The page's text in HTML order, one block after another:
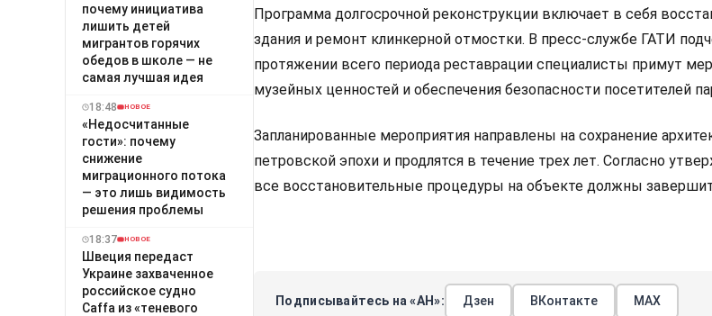
почему инициатива
лишить детей
мигрантов горячих
обедов в школе — не
самая лучшая идея
18:48 НОВОЕ
«Недосчитанные
гости»: почему
снижение
миграционного потока
— это лишь видимость
решения проблемы
18:37 НОВОЕ
Швеция передаст
Украине захваченное
российское судно
Caffa из «теневого
Программа долгосрочной реконструкции включает в себя
здания и ремонт клинкерной отмостки. В пресс-службе ГАТИ
протяжении всего периода реставрации специалисты примут
музейных ценностей и обеспечения безопасности посетителей
Запланированные мероприятия направлены на сохранение
петровской эпохи и продлятся в течение трех лет. Согласно
все восстановительные процедуры на объекте должны
Подписывайтесь на «АН»: Дзен ВКонтакте МАХ